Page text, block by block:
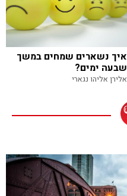
איך נשארים שמחים במשך
שבעה ימים?
אלירן אליהו נגארי